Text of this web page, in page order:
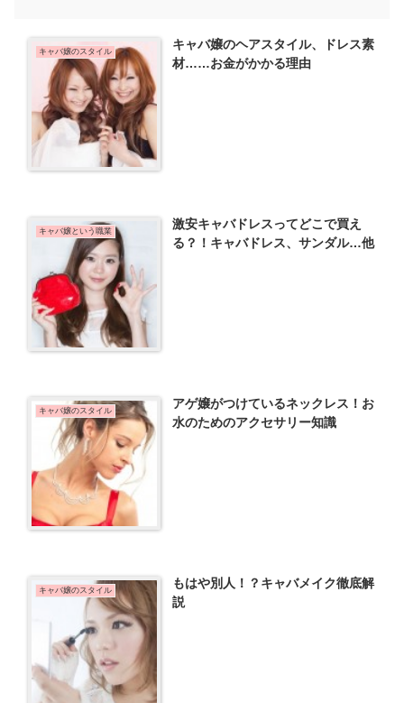
キャバ嬢のスタイル
キャバ嬢のヘアスタイル、ドレス素
材……お金がかかる理由
キャバ嬢という職業
激安キャバドレスってどこで買え
る？！キャバドレス、サンダル…他
キャバ嬢のスタイル
アゲ嬢がつけているネックレス！お
水のためのアクセサリー知識
キャバ嬢のスタイル
もはや別人！？キャバメイク徹底解
説